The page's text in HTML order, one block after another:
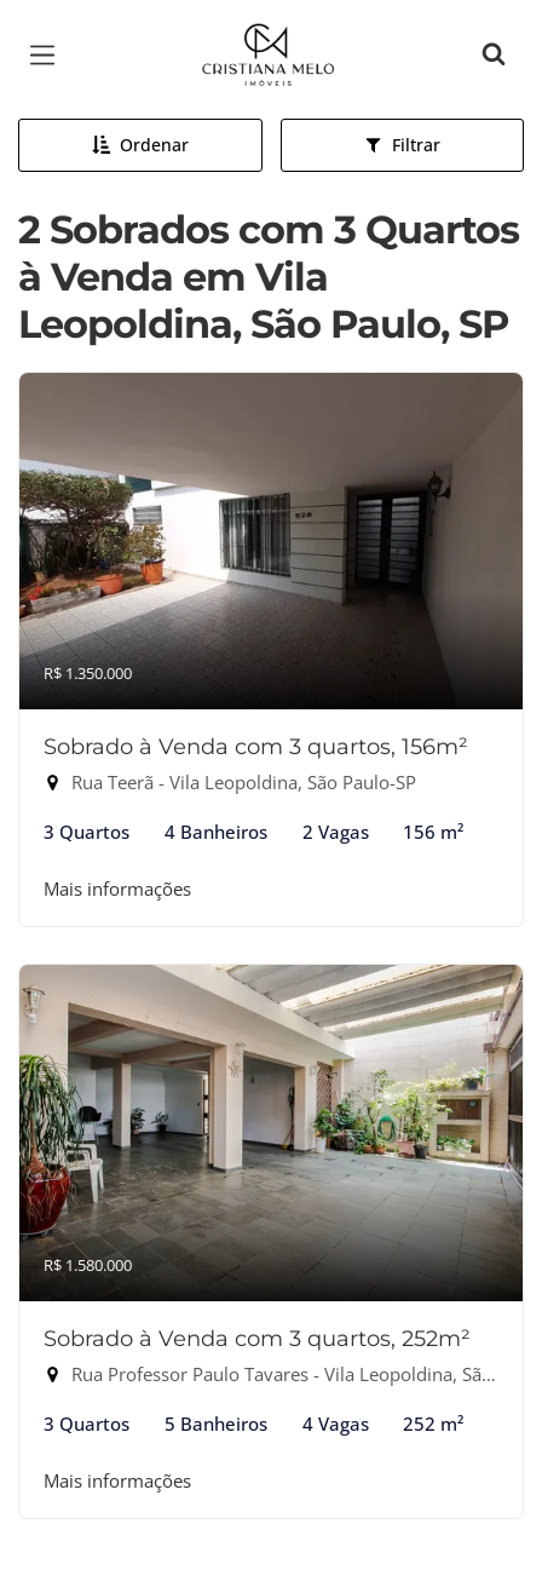
Página inicial
Ordenar Filtrar
2 Sobrados com 3 Quartos
à Venda em Vila
Leopoldina, São Paulo, SP
R$ 1.350.000
Sobrado à Venda com 3 quartos, 156m²
Rua Teerã - Vila Leopoldina, São Paulo-SP
3 Quartos 4 Banheiros 2 Vagas 156 m²
Mais informações
R$ 1.580.000
Sobrado à Venda com 3 quartos, 252m²
Rua Professor Paulo Tavares - Vila Leopoldina, São Paulo-SP
3 Quartos 5 Banheiros 4 Vagas 252 m²
Mais informações